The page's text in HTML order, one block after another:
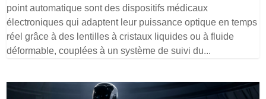
point automatique sont des dispositifs médicaux
électroniques qui adaptent leur puissance optique en temps
réel grâce à des lentilles à cristaux liquides ou à fluide
déformable, couplées à un système de suivi du...